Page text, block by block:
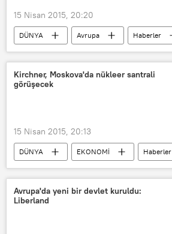
15 Nisan 2015, 20:20
DÜNYA Avrupa
Haberler
TÜRKİYE
Ermenistan
Recep Tayyip Erdoğan
Ahmet Davutoğlu
Kirchner, Moskova'da nükleer santrali
görüşecek
15 Nisan 2015, 20:13
DÜNYA EKONOMİ
Haberler
Güney Amerika
Arjantin
Cristina Fernandez de Kirchner
Avrupa'da yeni bir devlet kuruldu:
Liberland